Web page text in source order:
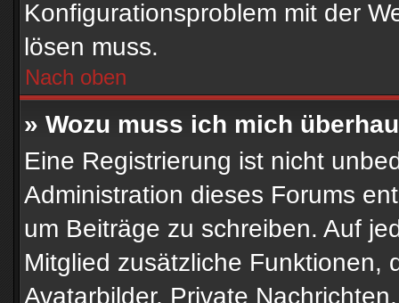
Konfigurationsproblem mit der
lösen muss.
Nach oben
» Wozu muss ich mich
Eine Registrierung ist nicht
Administration dieses Forums
um Beiträge zu schreiben. Auf
Mitglied zusätzliche Funktionen,
Avatarbilder, Private